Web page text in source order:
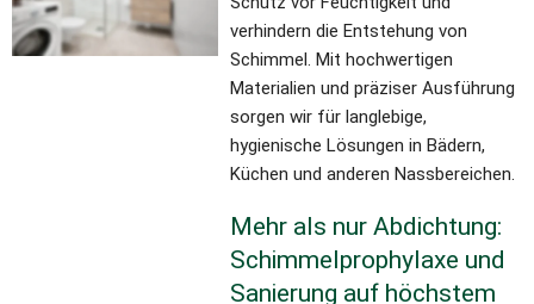
verhindern die Entstehung von
Schimmel. Mit hochwertigen
Materialien und präziser Ausführung
sorgen wir für langlebige,
hygienische Lösungen in Bädern,
Küchen und anderen Nassbereichen.
Mehr als nur Abdichtung:
Schimmelprophylaxe und
Sanierung auf höchstem